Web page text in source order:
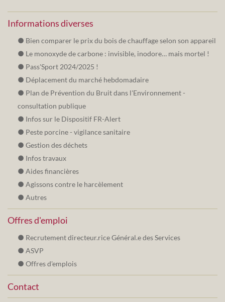
Informations diverses
Bien comparer le prix du bois de chauffage selon son appareil
Le monoxyde de carbone : invisible, inodore… mais mortel !
Pass'Sport 2024/2025 !
Déplacement du marché hebdomadaire
Plan de Prévention du Bruit dans l'Environnement -
consultation publique
Infos sur le Dispositif FR-Alert
Peste porcine - vigilance sanitaire
Gestion des déchets
Infos travaux
Aides financières
Agissons contre le harcèlement
Autres
Offres d'emploi
Recrutement directeur.rice Général.e des Services
ASVP
Offres d'emplois
Contact